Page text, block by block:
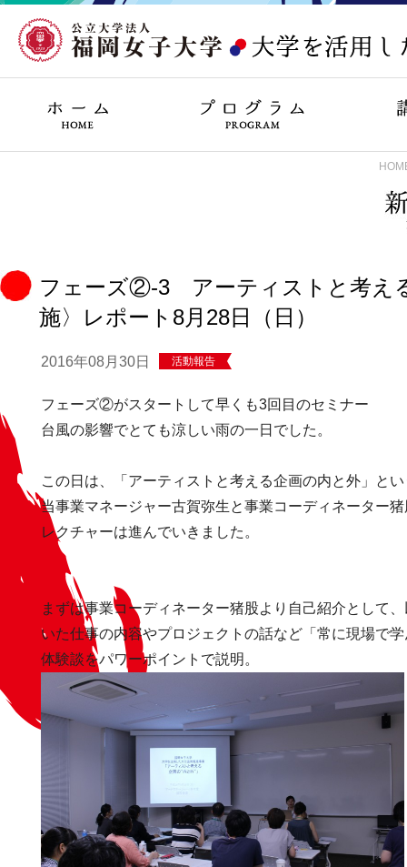
フェーズ②-3 アーティストと考え
施〉レポート8月28日（日）
2016年08月30日 活動報告
フェーズ②がスタートして早くも3回目のセミナー
台風の影響でとても涼しい雨の一日でした。
この日は、「アーティストと考える企画の内と外」と
当事業マネージャー古賀弥生と事業コーディネーター
レクチャーは進んでいきました。
まずは事業コーディネーター猪股より自己紹介として
いた仕事の内容やプロジェクトの話など「常に現場で
体験談をパワーポイントで説明。